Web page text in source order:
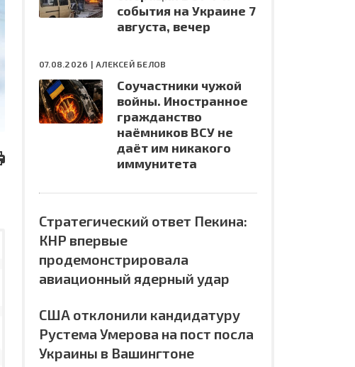
события на Украине 7
августа, вечер
07.08.2026 |АЛЕКСЕЙ БЕЛОВ
Соучастники чужой
войны. Иностранное
гражданство
наёмников ВСУ не
даёт им никакого
иммунитета
Стратегический ответ Пекина:
КНР впервые
продемонстрировала
авиационный ядерный удар
США отклонили кандидатуру
Рустема Умерова на пост посла
Украины в Вашингтоне